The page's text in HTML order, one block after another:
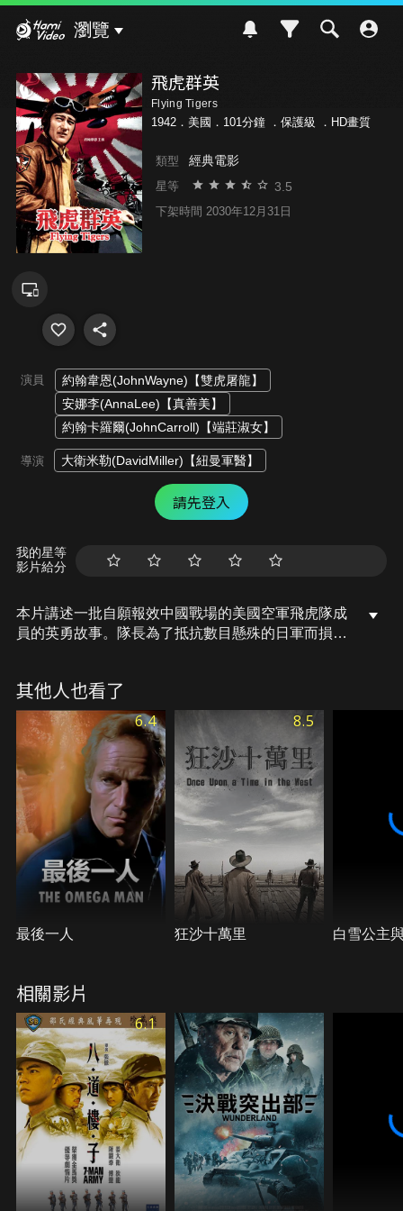
瀏覽
飛虎群英
Flying Tigers
1942．美國．101分鐘 ． 保護級 ．HD畫質
類型 經典電影
星等 3.5
下架時間 2030年12月31日
演員
約翰韋恩(JohnWayne)【雙虎屠龍】
安娜李(AnnaLee)【真善美】
約翰卡羅爾(JohnCarroll)【端莊淑女】
導演 大衛米勒(DavidMiller)【紐曼軍醫】
請先登入
我的星等
影片給分
本片講述一批自願報效中國戰場的美國空軍飛虎隊成
員的英勇故事。隊長為了抵抗數目懸殊的日軍而損兵
其他人也看了
6.4
最後一人
8.5
狂沙十萬里 白雪公主
相關影片
6.1